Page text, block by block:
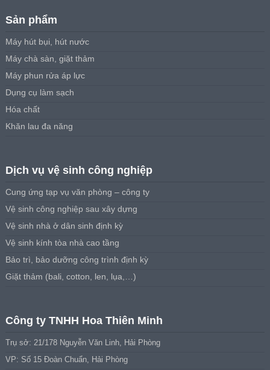
Sản phẩm
Máy hút bụi, hút nước
Máy chà sàn, giặt thảm
Máy phun rửa áp lực
Dụng cụ làm sạch
Hóa chất
Khăn lau đa năng
Dịch vụ vệ sinh công nghiệp
Cung ứng tạp vụ văn phòng – công ty
Vệ sinh công nghiệp sau xây dựng
Vệ sinh nhà ở dân sinh định kỳ
Vệ sinh kính tòa nhà cao tầng
Bảo trì, bảo dưỡng công trình định kỳ
Giặt thảm (bali, cotton, len, lụa,…)
Công ty TNHH Hoa Thiên Minh
Trụ sở: 21/178 Nguyễn Văn Linh, Hải Phòng
VP: Số 15 Đoàn Chuẩn, Hải Phòng